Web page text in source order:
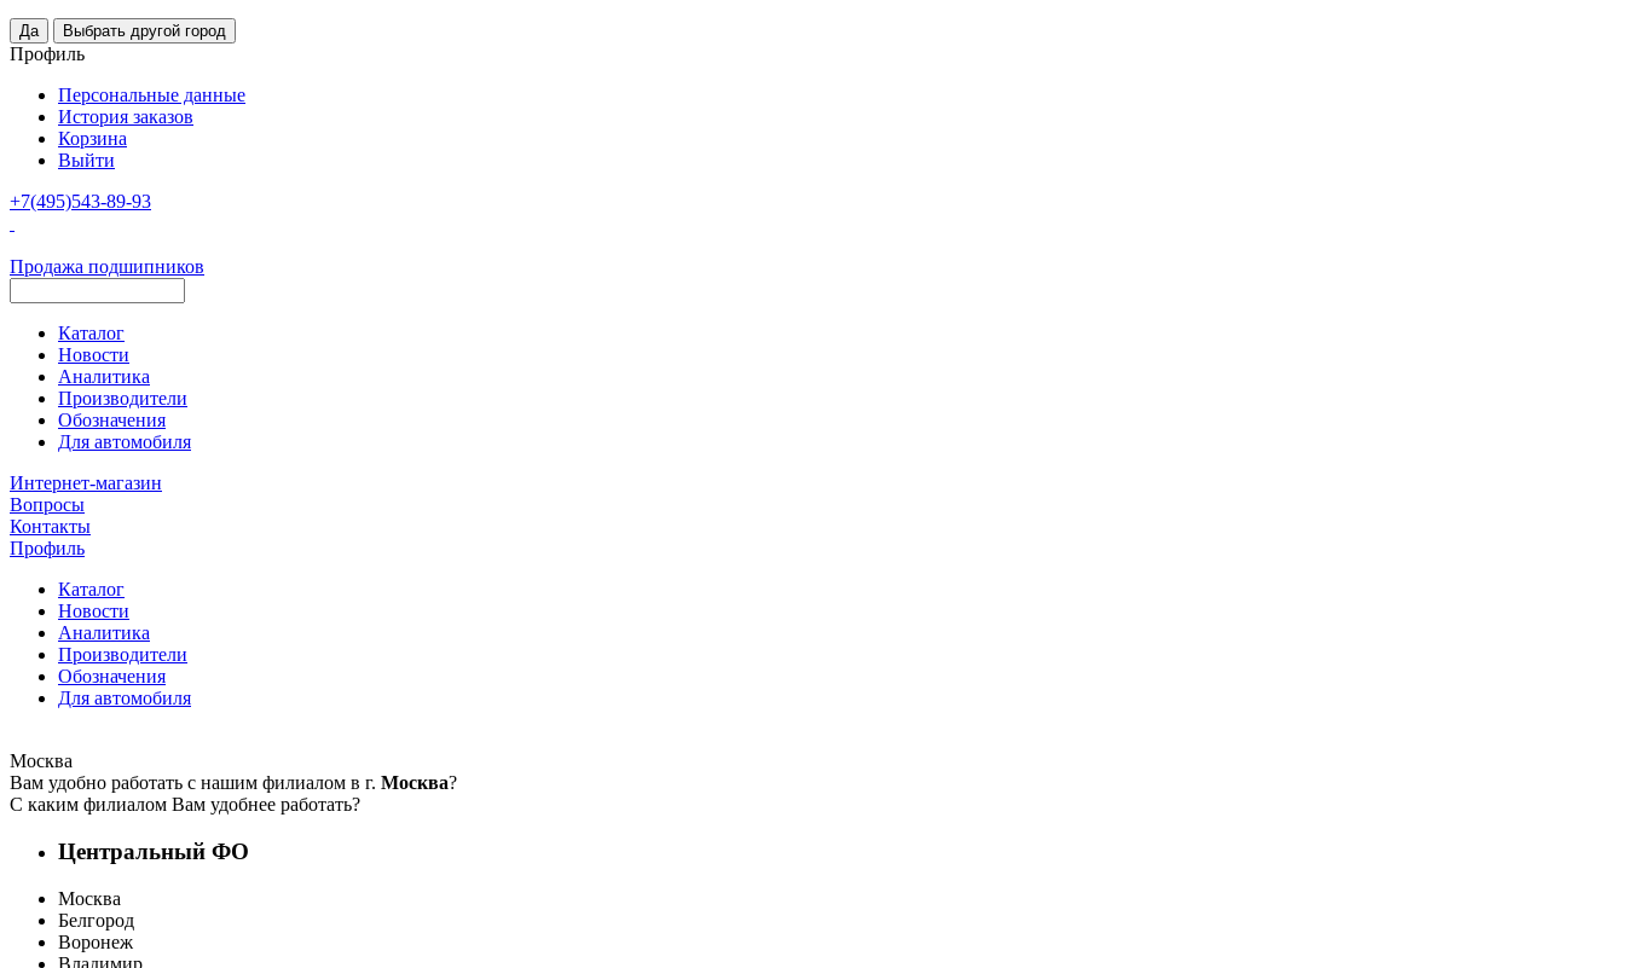
Профиль
Персональные данные
История заказов
Корзина
Выйти
+7(495)543-89-93
Продажа подшипников
Каталог
Новости
Аналитика
Производители
Обозначения
Для автомобиля
Интернет-магазин
Вопросы
Контакты
Профиль
Каталог
Новости
Аналитика
Производители
Обозначения
Для автомобиля
Москва
Вам удобно работать с нашим филиалом в г. Москва?
С каким филиалом Вам удобнее работать?
Центральный ФО
Москва
Белгород
Воронеж
Владимир